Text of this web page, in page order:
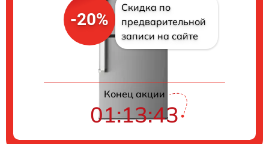
-20%
Скидка по
предварительной
записи на сайте
Конец акции
01:13:42